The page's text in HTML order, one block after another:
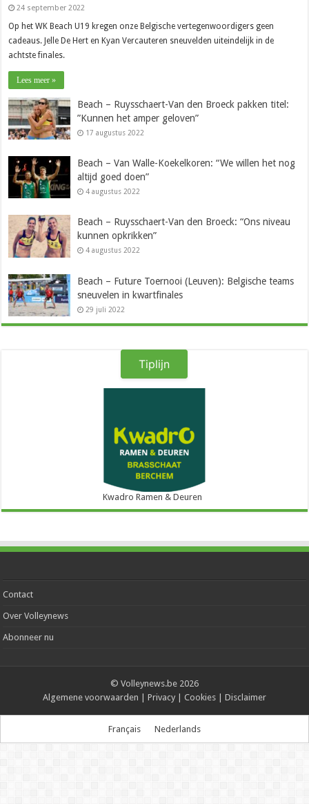
24 september 2022
Op het WK Beach U19 kregen onze Belgische vertegenwoordigers geen
cadeaus. Jelle De Hert en Kyan Vercauteren sneuvelden uiteindelijk in de
achtste finales.
Lees meer »
Beach – Ruysschaert-Van den Broeck pakken titel:
”Kunnen het amper geloven”
17 augustus 2022
Beach – Van Walle-Koekelkoren: “We willen het nog
altijd goed doen”
4 augustus 2022
Beach – Ruysschaert-Van den Broeck: “Ons niveau
kunnen opkrikken”
4 augustus 2022
Beach – Future Toernooi (Leuven): Belgische teams
sneuvelen in kwartfinales
29 juli 2022
Tiplijn
Kwadro Ramen & Deuren
Contact
Over Volleynews
Abonneer nu
© Volleynews.be 2026
Algemene voorwaarden
Privacy Cookies Disclaimer
Français Nederlands